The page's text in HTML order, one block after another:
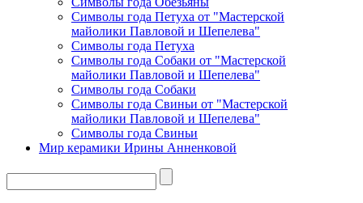
Символы года Петуха от "Мастерской
майолики Павловой и Шепелева"
Символы года Петуха
Символы года Собаки от "Мастерской
майолики Павловой и Шепелева"
Символы года Собаки
Символы года Свиньи от "Мастерской
майолики Павловой и Шепелева"
Символы года Свиньи
Мир керамики Ирины Анненковой